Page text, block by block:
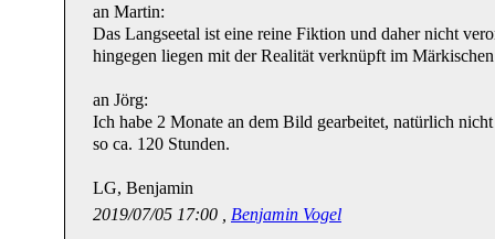
an Martin:
Das Langseetal ist eine reine Fiktion und daher nicht
hingegen liegen mit der Realität verknüpft im
an Jörg:
Ich habe 2 Monate an dem Bild gearbeitet, natürlich
so ca. 120 Stunden.
LG, Benjamin
2019/07/05 17:00 , Benjamin Vogel